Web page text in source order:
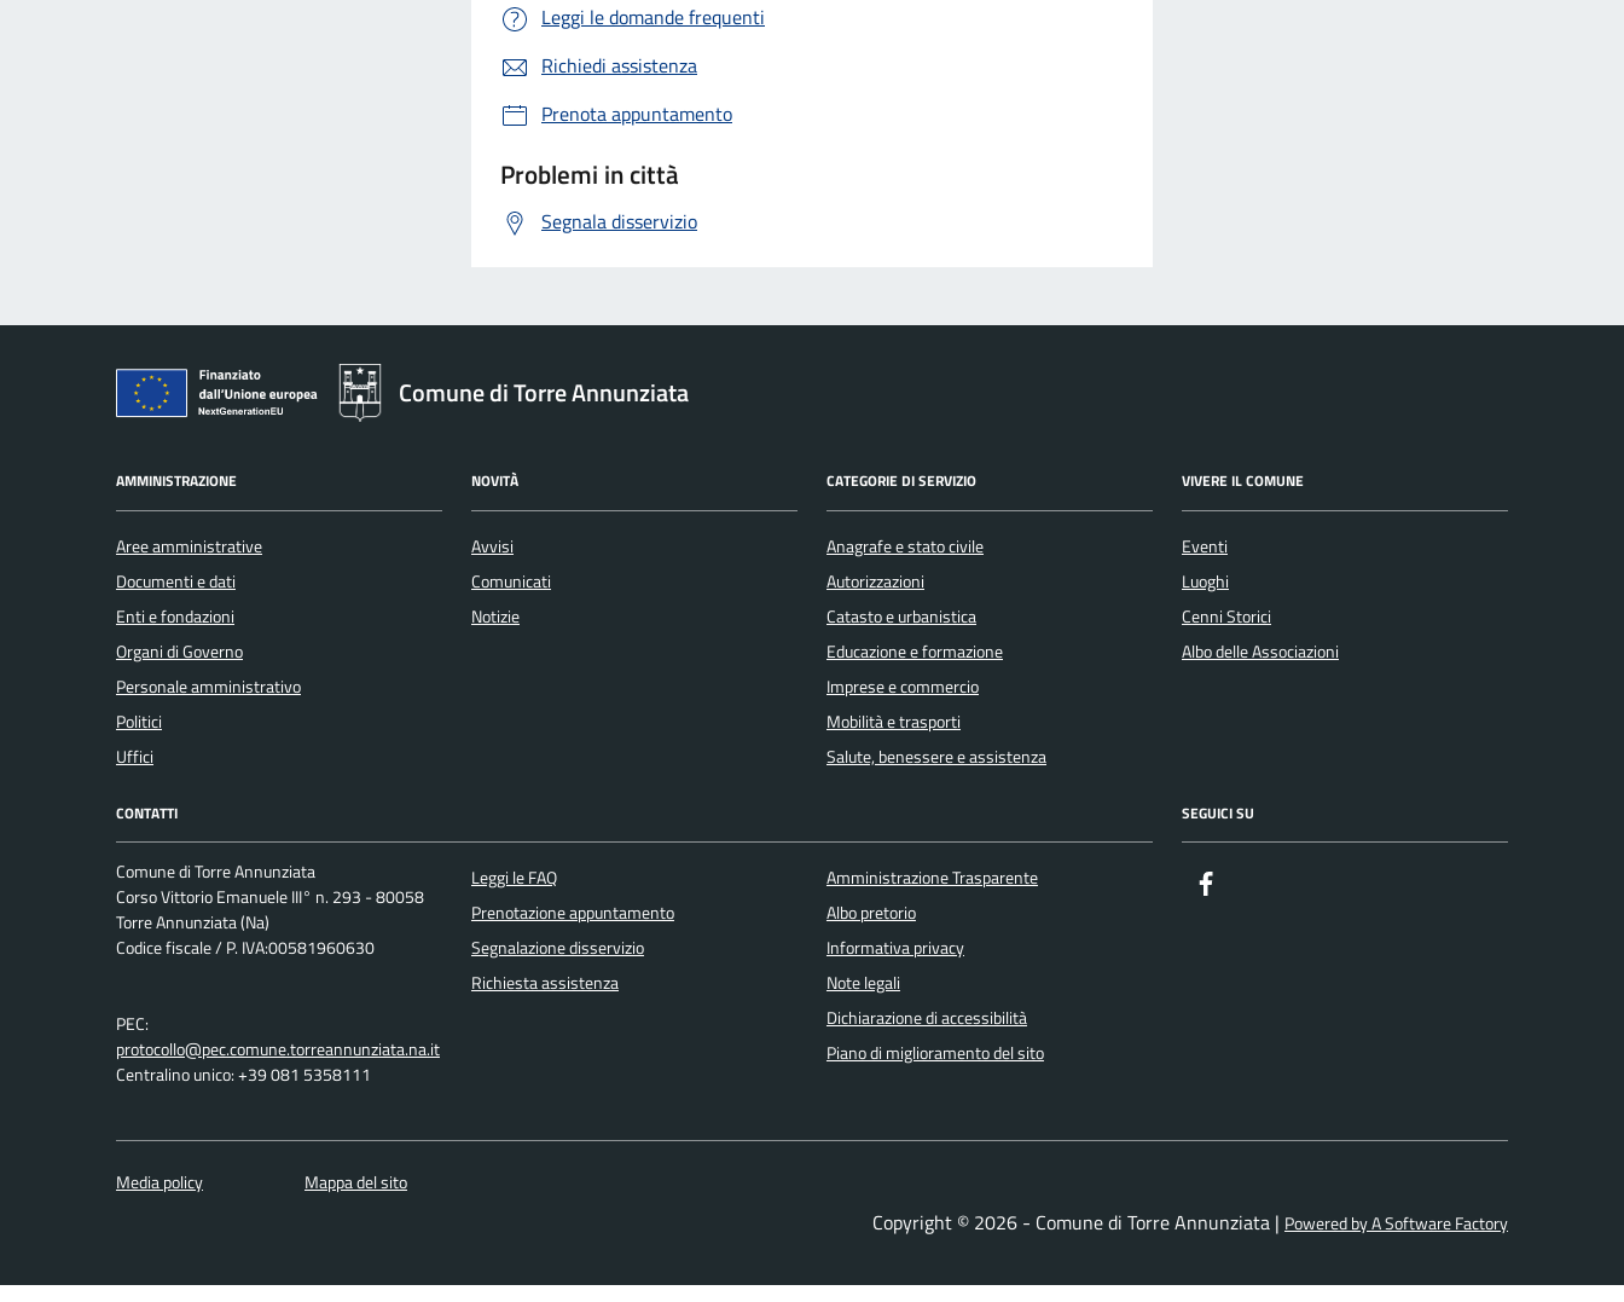
Leggi le domande frequenti
Richiedi assistenza
Prenota appuntamento
Problemi in città
Segnala disservizio
Comune di Torre Annunziata
AMMINISTRAZIONE
Aree amministrative
Documenti e dati
Enti e fondazioni
Organi di Governo
Personale amministrativo
Politici
Uffici
NOVITÀ
Avvisi
Comunicati
Notizie
CATEGORIE DI SERVIZIO
Anagrafe e stato civile
Autorizzazioni
Catasto e urbanistica
Educazione e formazione
Imprese e commercio
Mobilità e trasporti
Salute, benessere e assistenza
VIVERE IL COMUNE
Eventi
Luoghi
Cenni Storici
Albo delle Associazioni
CONTATTI
Comune di Torre Annunziata
Corso Vittorio Emanuele III° n. 293 - 80058
Torre Annunziata (Na)
Codice fiscale / P. IVA:00581960630
PEC:
protocollo@pec.comune.torreannunziata.na.it
Centralino unico: +39 081 5358111
Leggi le FAQ
Prenotazione appuntamento
Segnalazione disservizio
Richiesta assistenza
Amministrazione Trasparente
Albo pretorio
Informativa privacy
Note legali
Dichiarazione di accessibilità
Piano di miglioramento del sito
SEGUICI SU
Media policy Mappa del sito
Copyright © 2026 - Comune di Torre Annunziata | Powered by A Software Factory